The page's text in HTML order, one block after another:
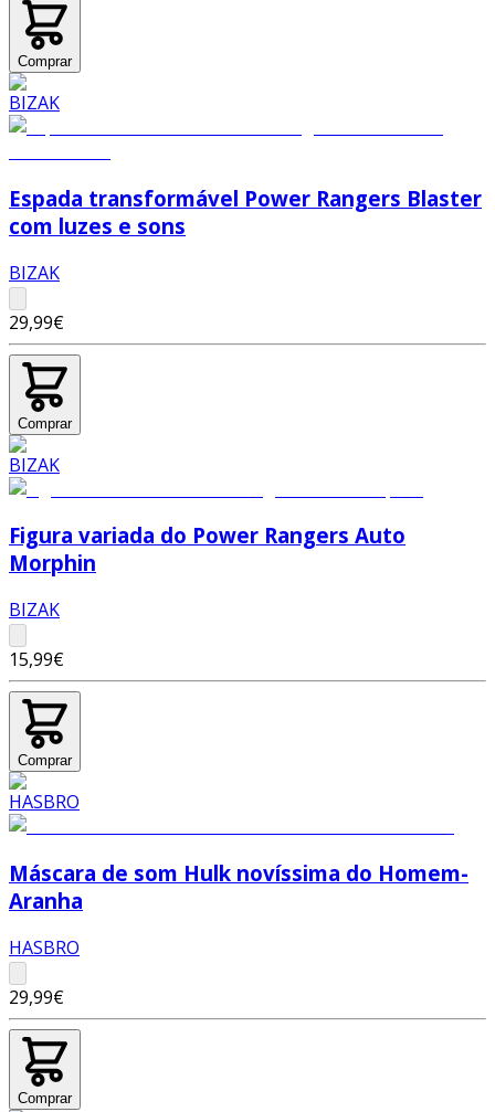
Comprar
Espada transformável Power Rangers Blaster
com luzes e sons
BIZAK
29,99€
Comprar
Figura variada do Power Rangers Auto
Morphin
BIZAK
15,99€
Comprar
Máscara de som Hulk novíssima do Homem-
Aranha
HASBRO
29,99€
Comprar